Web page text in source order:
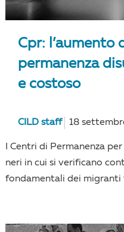
Cpr: l’aumento
permanenza
e costoso
CILD staff 18
I Centri di Permanenza
neri in cui si verificano
fondamentali dei migranti